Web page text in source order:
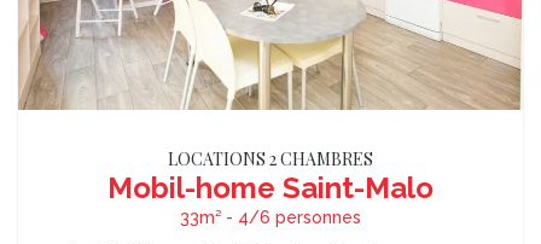
LOCATIONS 2 CHAMBRES
Mobil-home Saint-Malo
33m² - 4/6 personnes